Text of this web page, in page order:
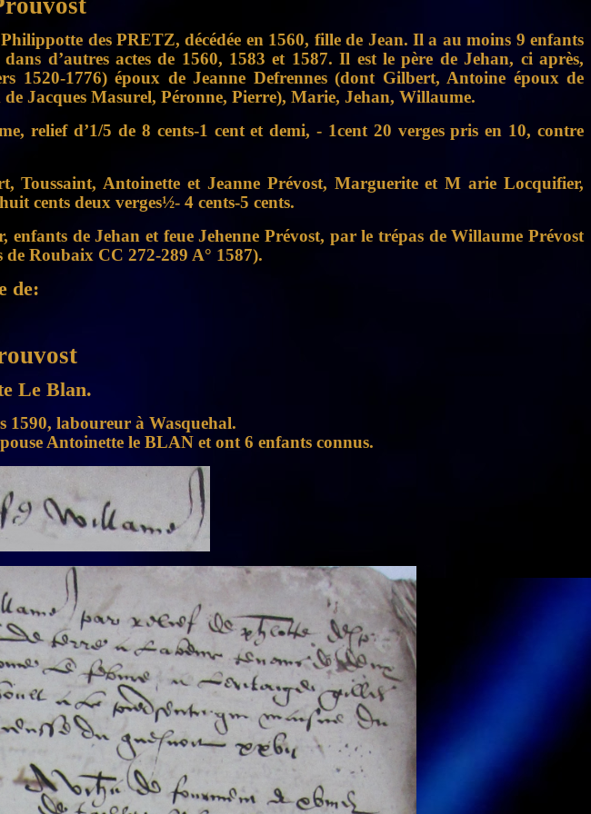
des PRETZ, décédée en 1560, fille de Jean. Il a au moins 9 enfants
d’autres actes de 1560, 1583 et 1587. Il est le père de Jehan, ci après,
1520-1776) époux de Jeanne Defrennes (dont Gilbert, Antoine époux de
Jacques Masurel, Péronne, Pierre), Marie, Jehan, Willaume.
relief d’1/5 de 8 cents-1 cent et demi, - 1cent 20 verges pris en 10, contre
Toussaint, Antoinette et Jeanne Prévost, Marguerite et M arie Locquifier,
cents deux verges½- 4 cents-5 cents.
de Jehan et feue Jehenne Prévost, par le trépas de Willaume Prévost
de Roubaix CC 272-289 A° 1587).
de:
Le Blan.
1590, laboureur à Wasquehal.
Antoinette le BLAN et ont 6 enfants connus.